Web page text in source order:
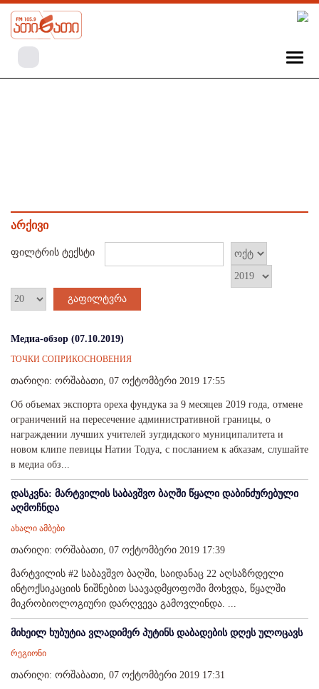
არქივი
ფილტრის ტექსტი
გაფილტვრა
Медиа-обзор (07.10.2019)
ТОЧКИ СОПРИКОСНОВЕНИЯ
თარიღი: ორშაბათი, 07 ოქტომბერი 2019 17:55
Об объемах экспорта ореха фундука за 9 месяцев 2019 года, отмене
ограничений на пересечение административной границы, о
награждении лучших учителей зугдидского муниципалитета и
новом клипе певицы Натии Тодуа, с посланием к абхазам, слушайте
в медиа обз...
დასკვნა: მარტვილის საბავშვო ბაღში წყალი დაბინძურებული
აღმოჩნდა
ახალი ამბები
თარიღი: ორშაბათი, 07 ოქტომბერი 2019 17:39
მარტვილის #2 საბავშვო ბაღში, საიდანაც 22 აღსაზრდელი
ინტოქსიკაციის ნიშნებით საავადმყოფოში მოხვდა, წყალში
მიკრობიოლოგიური დარღვევა გამოვლინდა. ...
მიხეილ ხუბუტია ვლადიმერ პუტინს დაბადების დღეს ულოცავს
რეგიონი
თარიღი: ორშაბათი, 07 ოქტომბერი 2019 17:31